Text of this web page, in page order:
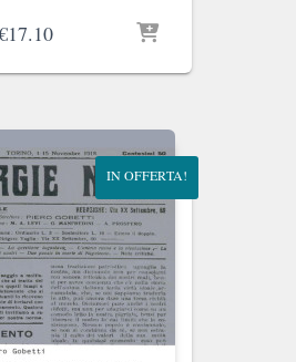
17.10Il
attuale
€17.10.
IN OFFERTA!